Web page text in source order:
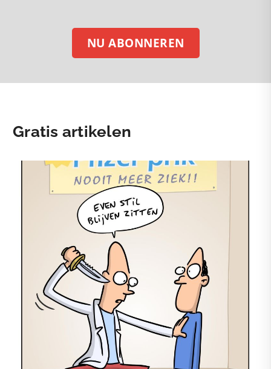
NU ABONNEREN
Gratis artikelen